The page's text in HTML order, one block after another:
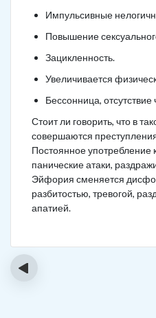
Импульсивные
Повышение
Зацикленность.
Увеличивается
Бессонница, отсутствие
Стоит ли говорить, что в
совершаются
Постоянное употребление
панические атаки,
Эйфория сменяется
разбитостью, тревогой,
апатией.
‹